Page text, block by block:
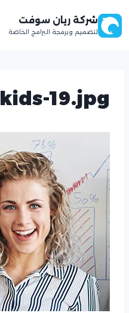
إلى
المحتوى
شركة ريان سوفت
لتصميم وبرمجة البرامج الخاصة
kids-19.jpg